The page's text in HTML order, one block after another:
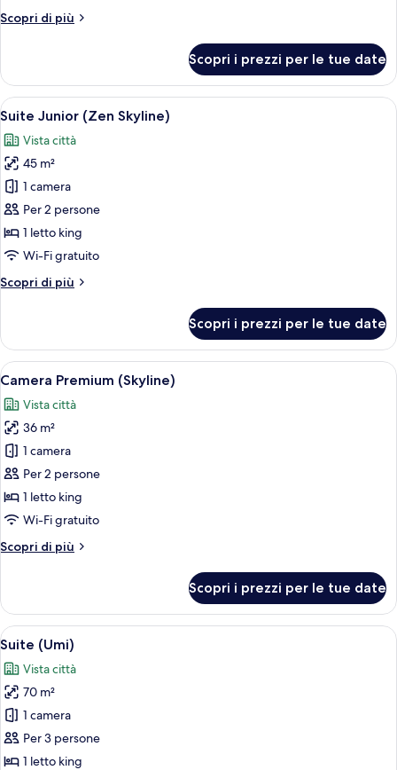
Scopri di più
Altri
Deluxe
(City)
Scopri i prezzi per le tue date
Apri
tutte
le
foto
per
Suite
Junior
(Zen
Skyline)
Una camera d'albergo con un'ampia
7
Suite Junior (Zen Skyline)
Vista città
45 m²
1 camera
Per 2 persone
1 letto king
Wi-Fi gratuito
Scopri di più
Altri
Junior
(Zen
Skyline)
Scopri i prezzi per le tue date
Apri
tutte
le
foto
per
Camera
Premium
(Skyline)
Camera d'albergo moderna con un
7
Camera Premium (Skyline)
Vista città
36 m²
1 camera
Per 2 persone
1 letto king
Wi-Fi gratuito
Scopri di più
Altri
Premium
(Skyline)
Scopri i prezzi per le tue date
Apri
tutte
le
foto
per
Suite
(Umi)
Una camera da letto con un letto,
6
Suite (Umi)
Vista città
70 m²
1 camera
Per 3 persone
1 letto king